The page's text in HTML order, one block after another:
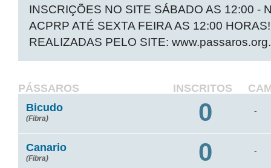
INSCRIÇÕES NO SITE SÁBADO AS 12:00 -
ACPRP ATÉ SEXTA FEIRA AS 12:00
REALIZADAS PELO SITE:
PÁSSAROS INSCRITOS
Bicudo
(Fibra) 0 -
Canario
(Fibra) 0 -